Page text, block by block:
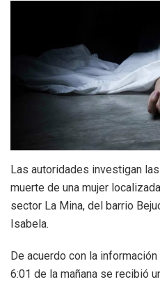
Las autoridades investigan
muerte de una mujer
sector La Mina, del barrio
Isabela.
De acuerdo con la
6:01 de la mañana se recibió